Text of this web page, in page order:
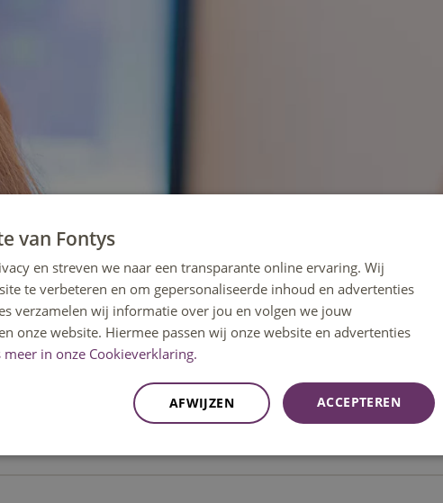
ENGLISH
van Fontys
en streven we naar een transparante online ervaring. Wij
te verbeteren en om gepersonaliseerde inhoud en advertenties
verzamelen wij informatie over jou en volgen we jouw
onze website. Hiermee passen wij onze website en advertenties
meer in onze Cookieverklaring.
ACCEPTEREN
AFWIJZEN